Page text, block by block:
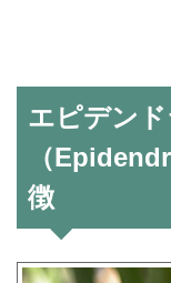
エピデン
（
徴